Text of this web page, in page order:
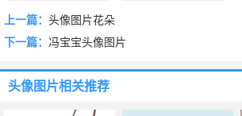
上一篇： 头像图片花朵
下一篇： 冯宝宝头像图片
头像图片相关推荐